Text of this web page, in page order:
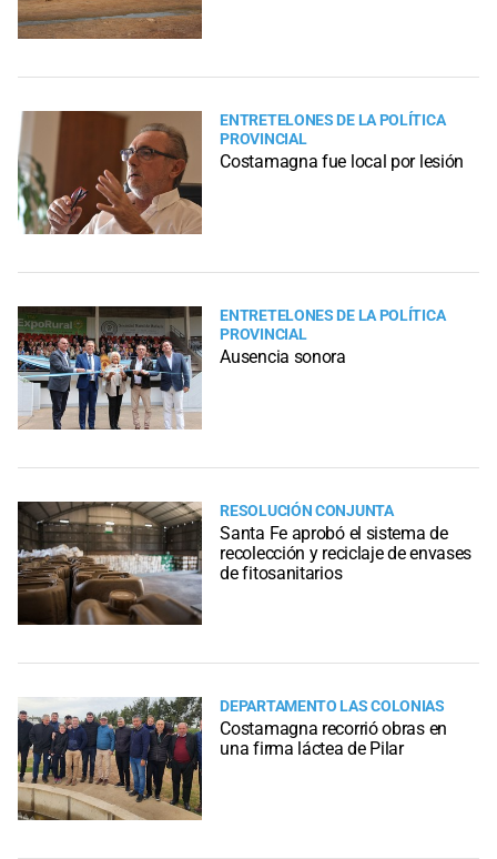
ENTRETELONES DE LA POLÍTICA
PROVINCIAL
Costamagna fue local por lesión
ENTRETELONES DE LA POLÍTICA
PROVINCIAL
Ausencia sonora
RESOLUCIÓN CONJUNTA
Santa Fe aprobó el sistema de
recolección y reciclaje de envases
de fitosanitarios
DEPARTAMENTO LAS COLONIAS
Costamagna recorrió obras en
una firma láctea de Pilar